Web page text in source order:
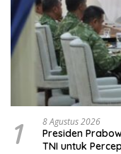
1 8 Agustus 2026
Presiden
TNI untuk